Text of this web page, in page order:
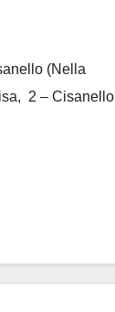
(nella
2 – Cisanello